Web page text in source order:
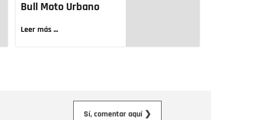
Bull Moto Urbano
Leer más ...
Sí, comentar aquí ❯